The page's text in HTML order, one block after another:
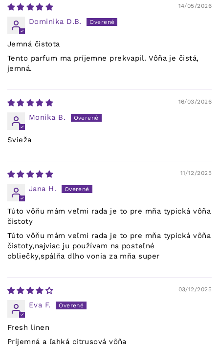
14/05/2026
Dominika D.B.
Jemná čistota
Tento parfum ma príjemne prekvapil. Vôňa je čistá,
jemná.
16/03/2026
Monika B.
Svieža
11/12/2025
Jana H.
Túto vôňu mám veľmi rada je to pre mňa typická vôňa
čistoty
Túto vôňu mám veľmi rada je to pre mňa typická vôňa
čistoty,najviac ju používam na posteľné
obliečky,spálňa dlho vonia za mňa super
03/12/2025
Eva F.
Fresh linen
Príjemná a ľahká citrusová vôňa